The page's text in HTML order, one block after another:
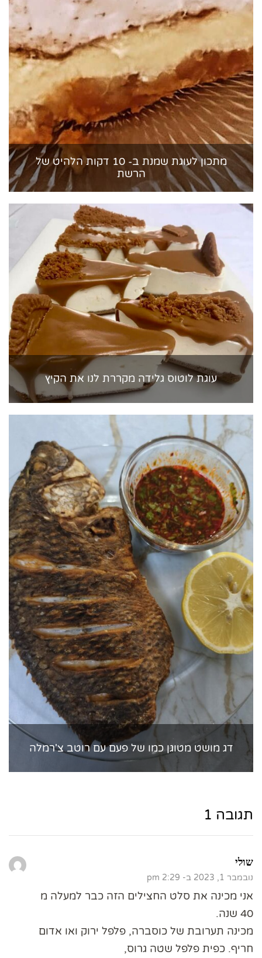
מתכון לעוגת שמנת ב- 10 דקות הלהיט של
הרשת
עוגת לוטוס גלידה מקררת לנו את הקיץ
דג מושט מטוגן כמו של פעם עם רוטב צ'רמלה
תגובה 1
שולי
נובמבר 1, 2023 ב- 2:29 pm
אני מכינה את סלט החצילים הזה כבר למעלה מ
40 שנה.
מכינה תערובת של כוסברה, פלפל ירוק ואו אדום
חריף. כפית פלפל שטה גרוס,